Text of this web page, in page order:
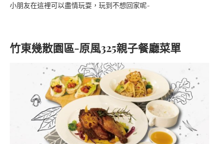
小朋友在這裡可以盡情玩耍，玩到不想回家呢~
竹東幾散園區-原風325親子餐廳菜單